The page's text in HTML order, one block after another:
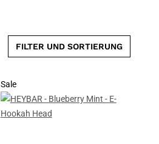
Sale
FILTER UND SORTIERUNG